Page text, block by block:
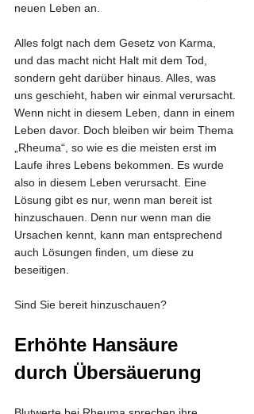
neuen Leben an.
Alles folgt nach dem Gesetz von Karma,
und das macht nicht Halt mit dem Tod,
sondern geht darüber hinaus. Alles, was
uns geschieht, haben wir einmal verursacht.
Wenn nicht in diesem Leben, dann in einem
Leben davor. Doch bleiben wir beim Thema
„Rheuma“, so wie es die meisten erst im
Laufe ihres Lebens bekommen. Es wurde
also in diesem Leben verursacht. Eine
Lösung gibt es nur, wenn man bereit ist
hinzuschauen. Denn nur wenn man die
Ursachen kennt, kann man entsprechend
auch Lösungen finden, um diese zu
beseitigen.
Sind Sie bereit hinzuschauen?
Erhöhte Hansäure
durch Übersäuerung